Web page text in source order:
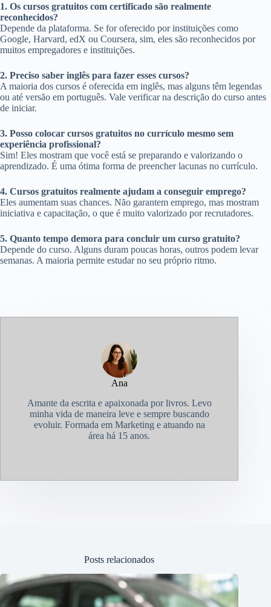
1. Os cursos gratuitos com certificado são realmente
reconhecidos?
Depende da plataforma. Se for oferecido por instituições como
Google, Harvard, edX ou Coursera, sim, eles são reconhecidos por
muitos empregadores e instituições.
2. Preciso saber inglês para fazer esses cursos?
A maioria dos cursos é oferecida em inglês, mas alguns têm legendas
ou até versão em português. Vale verificar na descrição do curso antes
de iniciar.
3. Posso colocar cursos gratuitos no currículo mesmo sem
experiência profissional?
Sim! Eles mostram que você está se preparando e valorizando o
aprendizado. É uma ótima forma de preencher lacunas no currículo.
4. Cursos gratuitos realmente ajudam a conseguir emprego?
Eles aumentam suas chances. Não garantem emprego, mas mostram
iniciativa e capacitação, o que é muito valorizado por recrutadores.
5. Quanto tempo demora para concluir um curso gratuito?
Depende do curso. Alguns duram poucas horas, outros podem levar
semanas. A maioria permite estudar no seu próprio ritmo.
Ana
Amante da escrita e apaixonada por livros. Levo
minha vida de maneira leve e sempre buscando
evoluir. Formada em Marketing e atuando na
área há 15 anos.
Posts relacionados